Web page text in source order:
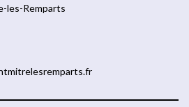
les-Remparts